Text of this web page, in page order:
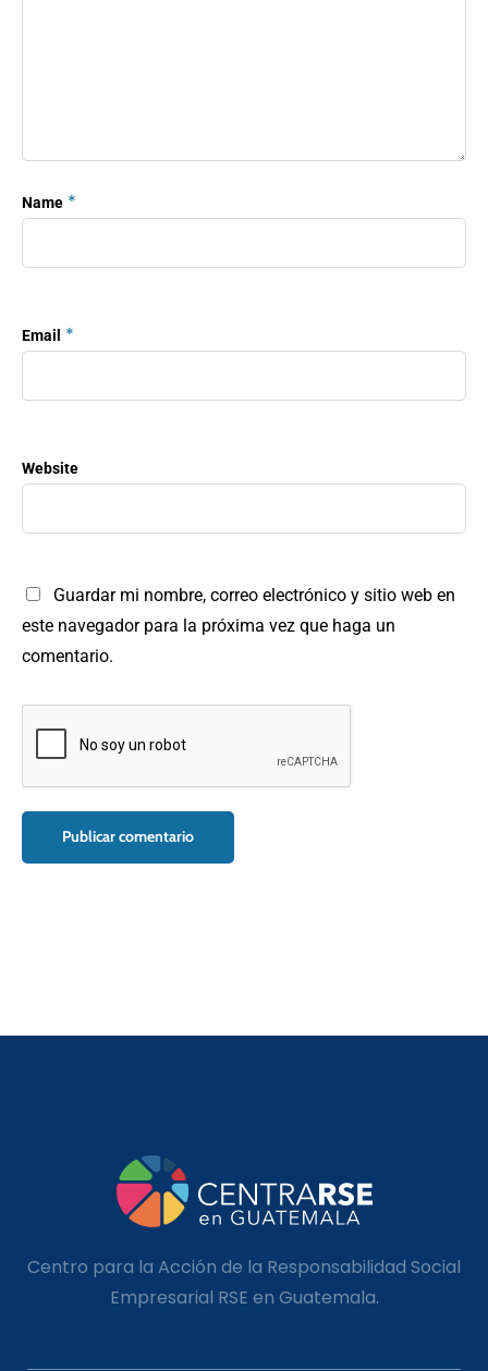
Name *
Email *
Website
Guardar mi nombre, correo electrónico y sitio web en
este navegador para la próxima vez que haga un
comentario.
Centro para la Acción de la Responsabilidad Social
Empresarial RSE en Guatemala.